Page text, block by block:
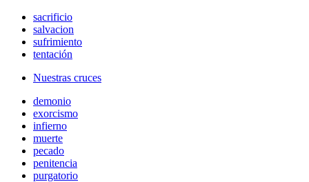
sacrificio
salvacion
sufrimiento
tentación
Nuestras cruces
demonio
exorcismo
infierno
muerte
pecado
penitencia
purgatorio